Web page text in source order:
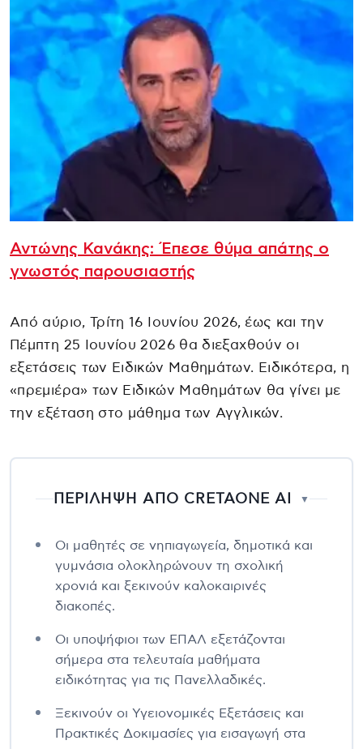
Αντώνης Κανάκης: Έπεσε θύμα απάτης ο
γνωστός παρουσιαστής
Από αύριο, Τρίτη 16 Ιουνίου 2026, έως και την
Πέμπτη 25 Ιουνίου 2026 θα διεξαχθούν οι
εξετάσεις των Ειδικών Μαθημάτων. Ειδικότερα, η
«πρεμιέρα» των Ειδικών Μαθημάτων θα γίνει με
την εξέταση στο μάθημα των Αγγλικών.
ΠΕΡΙΛΗΨΗ ΑΠΟ CRETAONE AI ▼
Οι μαθητές σε νηπιαγωγεία, δημοτικά και
γυμνάσια ολοκληρώνουν τη σχολική
χρονιά και ξεκινούν καλοκαιρινές
διακοπές.
Οι υποψήφιοι των ΕΠΑΛ εξετάζονται
σήμερα στα τελευταία μαθήματα
ειδικότητας για τις Πανελλαδικές.
Ξεκινούν οι Υγειονομικές Εξετάσεις και
Πρακτικές Δοκιμασίες για εισαγωγή στα